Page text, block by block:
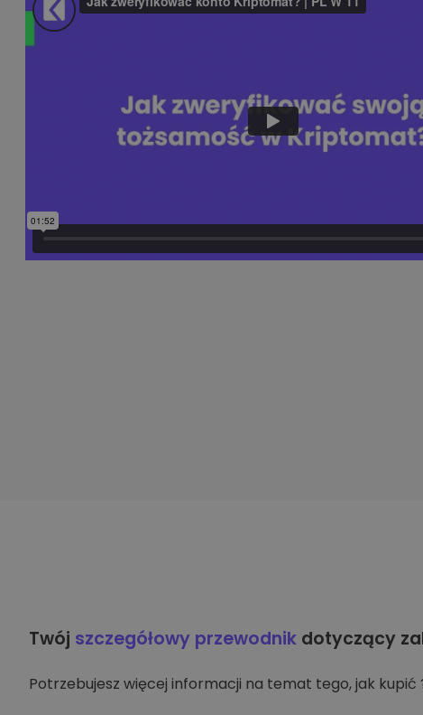
Twój szczegółowy przewodnik dotyczący
Potrzebujesz więcej informacji na temat tego, jak kupić